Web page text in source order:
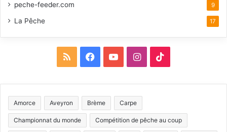
peche-feeder.com 9
La Pêche 17
S
c
e
u
T
I
s
t
T
Amorce Aveyron Brème Carpe
Championnat du monde Compétition de pêche au coup